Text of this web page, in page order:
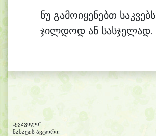
ნუ გამოიყენებთ საკვებს
ჯილდოდ ან სასჯელად.
„ყვავილი“
ნახატის ავტორი: